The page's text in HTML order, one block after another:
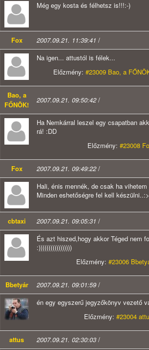
Még egy kosta és félhetsz is!!!:-)
Fox 2007.09.21. 11:39:41 /
Na igen... attustól is félek...
Előzmény: #23009 Bao, a
Bao, a
FŐNÖK!
2007.09.21. 09:50:42/
Ha Nemkárral leszel egy csapatban
rá! :DD
Előzmény: #23008
Fox 2007.09.21. 09:49:22/
Hali, énis mennék, de csak ha
Minden eshetőségre fel kell
cbtaxi 2007.09.21. 09:05:31 /
És azt hiszed,hogy akkor Téged nem
:)))))))))))))))))
Előzmény: #23006
Bbetyár 2007.09.21. 09:01:59 /
én egy egyszerű jegyzőkönyv vezető
Előzmény: #23004
attus 2007.09.21. 02:30:03 /